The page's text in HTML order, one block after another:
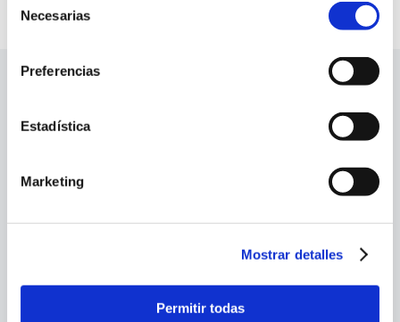
Necesarias
Preferencias
Estadística
Marketing
Mostrar detalles
Permitir todas
Social profiles